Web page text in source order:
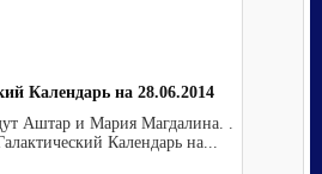
Календарь на 28.06.2014
Аштар и Мария Магдалина. .
Календарь на...